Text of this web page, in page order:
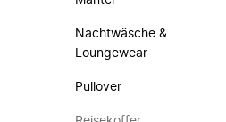
Nachtwäsche &
Loungewear
Pullover